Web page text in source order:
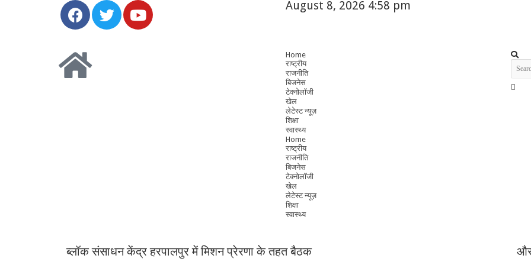
August 8, 2026 4:58 pm
Home
राष्ट्रीय
राजनीति
बिजनेस
टेक्नोलॉजी
खेल
लेटेस्ट न्यूज़
शिक्षा
स्वास्थ्य
Home
राष्ट्रीय
राजनीति
बिजनेस
टेक्नोलॉजी
खेल
लेटेस्ट न्यूज़
शिक्षा
स्वास्थ्य
ब्लॉक संसाधन केंद्र हरपालपुर में मिशन प्रेरणा के तहत बैठक